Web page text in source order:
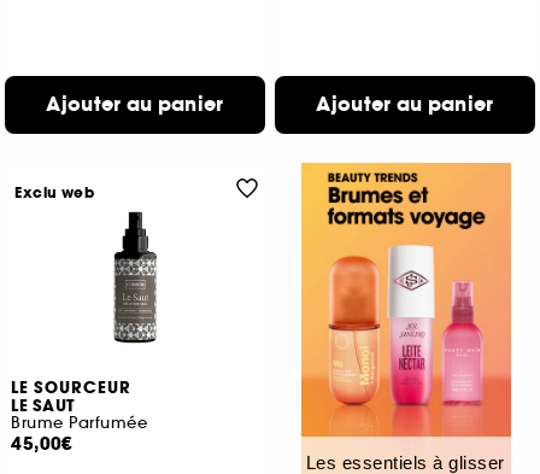
Ajouter au panier Ajouter au panier
LE SOURCEUR
LE SAUT
Brume Parfumée
45,00€
Exclu web
Les essentiels à glisser